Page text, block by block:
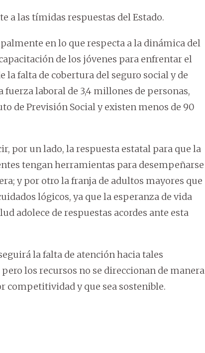
a las tímidas respuestas del Estado.
en lo que respecta a la dinámica del
de los jóvenes para enfrentar el
falta de cobertura del seguro social y de
laboral de 3,4 millones de personas,
de Previsión Social y existen menos de 90
por un lado, la respuesta estatal para que la
tengan herramientas para desempeñarse
y por otro la franja de adultos mayores que
lógicos, ya que la esperanza de vida
adolece de respuestas acordes ante esta
la falta de atención hacia tales
los recursos no se direccionan de manera
competitividad y que sea sostenible.